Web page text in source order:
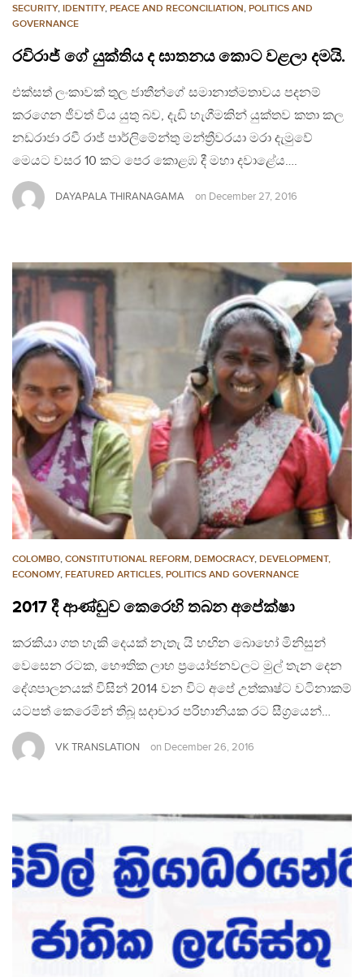
SECURITY, IDENTITY, PEACE AND RECONCILIATION, POLITICS AND
GOVERNANCE
රවිරාජ් ගේ යුක්තිය ද ඝාතනය කොට වළලා දමයි.
එක්සත් ලංකාවක් තුල ජාතීන්ගේ සමානාත්මතාවය පදනම්
කරගෙන ජීවත් විය යුතු බව, දැඩි හැගීමකින් යුක්තව කතා කල
නඩරාජා රවී රාජ් පාර්ලිමේන්තු මන්ත්‍රීවරයා මරා දැමුවේ
මෙයට වසර 10 කට පෙර කොළඹ දී මහා දවාළේය….
DAYAPALA THIRANAGAMA on December 27, 2016
COLOMBO, CONSTITUTIONAL REFORM, DEMOCRACY, DEVELOPMENT,
ECONOMY, FEATURED ARTICLES, POLITICS AND GOVERNANCE
2017 දී ආණ්ඩුව කෙරෙහි තබන අපේක්ෂා
කරකියා ගත හැකි දෙයක් නැතැ යි හඟින බොහෝ මිනිසුන්
වෙසෙන රටක, භෞතික ලාභ ප‍්‍රයෝජනවලට මුල් තැන දෙන
දේශපාලනයක් විසින් 2014 වන විට අපේ උත්කෘෂ්ට වටිනාකම්
යටපත් කෙරෙමින් තිබූ සදාචාර පරිහානියක රට සීග‍්‍රයෙන්…
VK TRANSLATION on December 26, 2016